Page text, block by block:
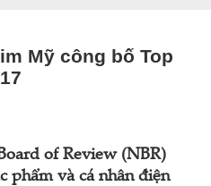
Mỹ công bố Top
of Review (NBR)
phẩm và cá nhân điện